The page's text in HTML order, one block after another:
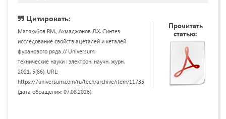
Цитировать:
Матякубов Р.М., Ахмаджонов Л.Х. Синтез
исследование свойств ацеталей и кеталей
фуранового ряда // Universum:
технические науки : электрон. научн. журн.
2021. 5(86). URL:
https://7universum.com/ru/tech/archive/item/11735
(дата обращения: 07.08.2026).
Прочитать
статью: